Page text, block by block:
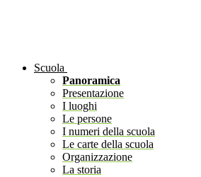
Scuola
Panoramica
Presentazione
I luoghi
Le persone
I numeri della scuola
Le carte della scuola
Organizzazione
La storia